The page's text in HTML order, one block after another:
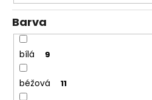
Barva
bílá 9
béžová 11